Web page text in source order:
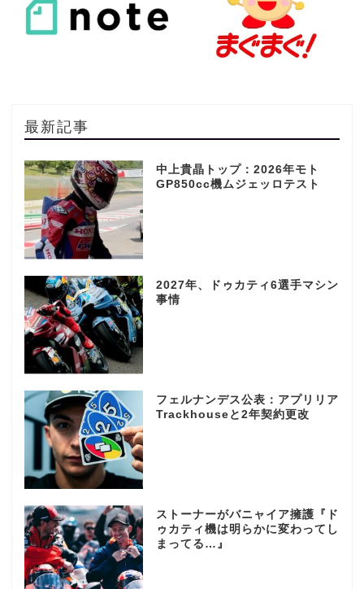
最新記事
中上貴晶トップ：2026年モト
GP850cc機ムジェッロテスト
2027年、ドゥカティ6選手マシン
事情
フェルナンデス公表：アプリリア
Trackhouseと2年契約更改
ストーナーがバニャイア擁護『ド
ゥカティ機は明らかに変わってし
まってる…』